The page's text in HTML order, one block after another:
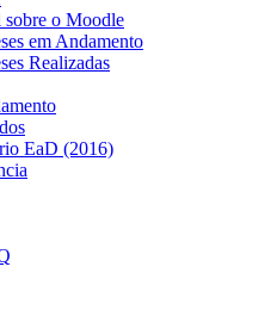
sobre o Moodle
em Andamento
Realizadas
EaD (2016)